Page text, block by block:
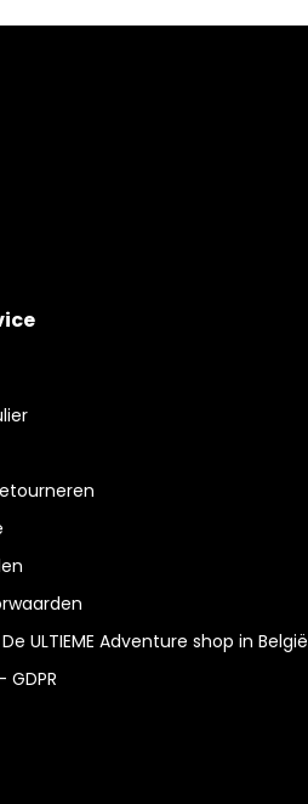
ULTIEME Adventure shop in België